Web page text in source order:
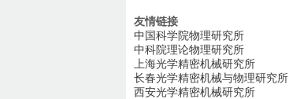
友情链接
中国科学院物理研究所
中科院理论物理研究所
上海光学精密机械研究所
长春光学精密机械与物理研究所
西安光学精密机械研究所